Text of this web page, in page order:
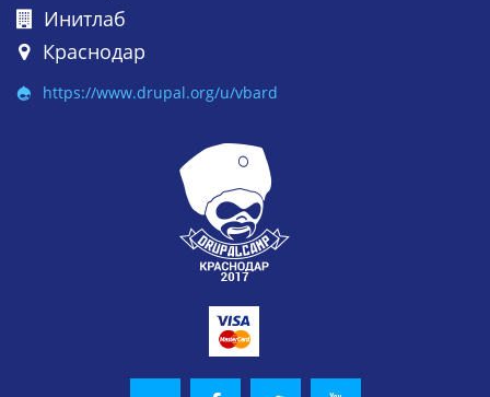
Инитлаб
Краснодар
https://www.drupal.org/u/vbard